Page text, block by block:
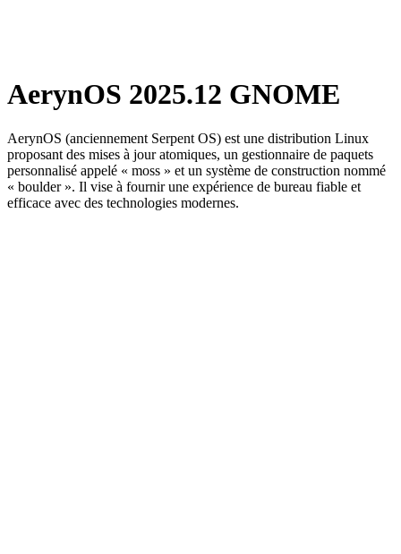
AerynOS 2025.12 GNOME
AerynOS (anciennement Serpent OS) est une distribution Linux
proposant des mises à jour atomiques, un gestionnaire de paquets
personnalisé appelé « moss » et un système de construction nommé
« boulder ». Il vise à fournir une expérience de bureau fiable et
efficace avec des technologies modernes.